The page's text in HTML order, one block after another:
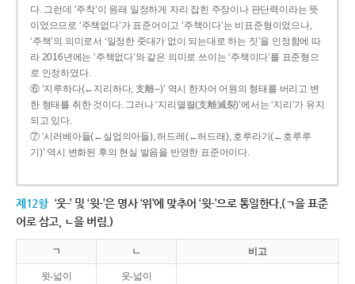
다. 그런데 ‘주착’이 원래 일정하게 자리 잡힌 주장이나 판단력이라는 뜻
이었으므로 ‘주책없다’가 표준어이고 ‘주책이다’는 비표준형이었으나,
‘주책’의 의미로서 ‘일정한 줏대가 없이 되는대로 하는 짓’을 인정함에 따
라 2016년에는 ‘주책없다’와 같은 의미로 쓰이는 ‘주책이다’를 표준형으
로 인정하였다.
⑥ ‘지루하다(←지리하다, 支離--)’ 역시 한자어 어원의 형태를 버리고 변
한 형태를 취한 것이다. 그러나 ‘지리멸렬(支離滅裂)’에서는 ‘지리’가 유지
되고 있다.
⑦ ‘시러베아들(←실업의아들), 허드레(←허드래), 호루라기(←호루루
기)’ 역시 변화된 후의 현실 발음을 반영한 표준어이다.
제12항 ‘웃-’ 및 ‘윗-’은 명사 ‘위’에 맞추어 ‘윗-’으로 통일한다.(ㄱ을 표준
어로 삼고, ㄴ을 버림.)
ㄱ ㄴ 비고
윗-넓이 웃-넓이